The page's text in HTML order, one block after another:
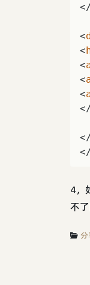
<
<
<
<
<
4，
不
分